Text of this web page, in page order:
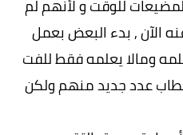
للوقت و لأنهم لم
الآن , بدء البعض بعمل
ومالا يعلمه فقط للفت
عدد جديد منهم ولكن